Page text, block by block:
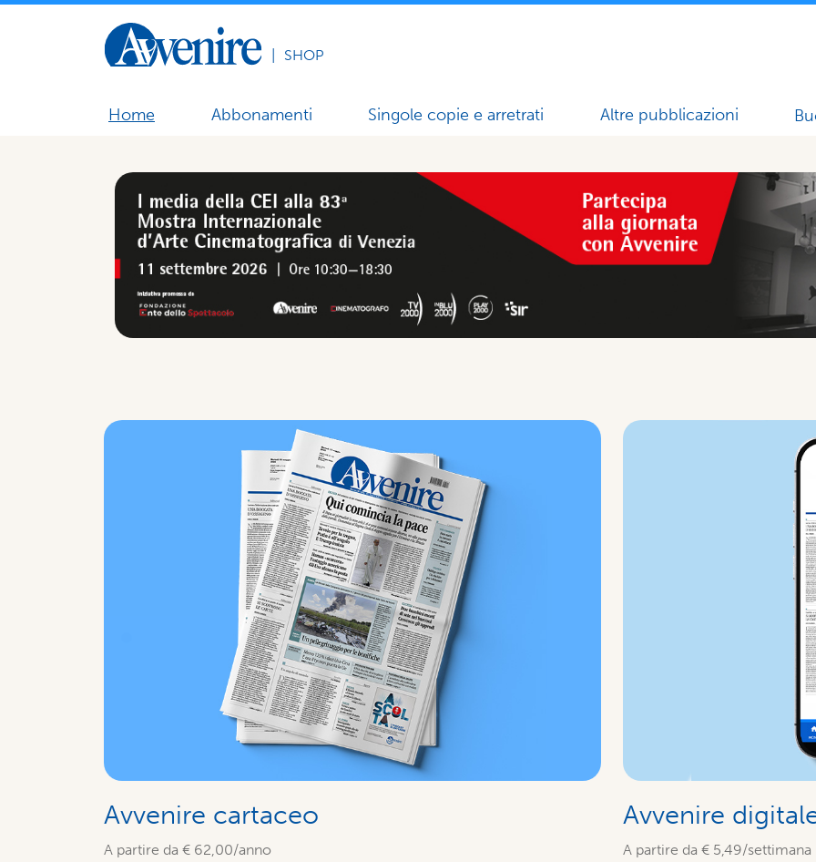
SHOP
Home Abbonamenti Singole copie e arretrati Altre pubblicazioni
Avvenire cartaceo
A partire da € 62,00/anno
Avvenire
A partire da € 5,49/settimana